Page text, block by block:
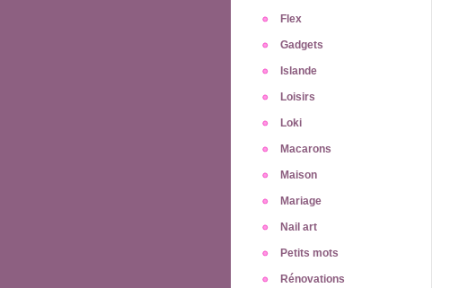
Flex
Gadgets
Islande
Loisirs
Loki
Macarons
Maison
Mariage
Nail art
Petits mots
Rénovations